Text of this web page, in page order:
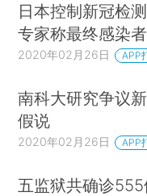
日本控制新冠检
专家称最终感染
2020年02月26日 APP
南科大研究争议
假说
2020年02月26日 APP
五监狱共确诊